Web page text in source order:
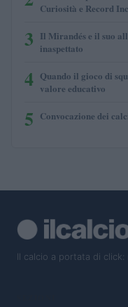
Curiosità e Record
3 Il Mirandés e il suo
inaspettato
4 Quando il gioco di
valore educativo
5 Convocazione dei
Il calcio a portata di